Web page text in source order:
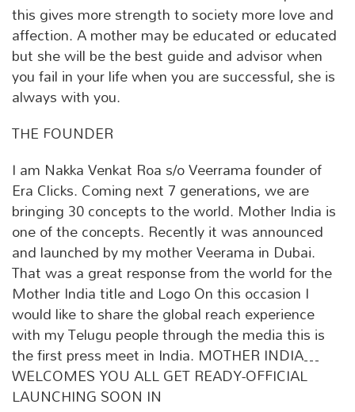
this gives more strength to society more love and
affection. A mother may be educated or educated
but she will be the best guide and advisor when
you fail in your life when you are successful, she is
always with you.
THE FOUNDER
I am Nakka Venkat Roa s/o Veerrama founder of
Era Clicks. Coming next 7 generations, we are
bringing 30 concepts to the world. Mother India is
one of the concepts. Recently it was announced
and launched by my mother Veerama in Dubai.
That was a great response from the world for the
Mother India title and Logo On this occasion I
would like to share the global reach experience
with my Telugu people through the media this is
the first press meet in India. MOTHER INDIA…
WELCOMES YOU ALL GET READY-OFFICIAL
LAUNCHING SOON IN